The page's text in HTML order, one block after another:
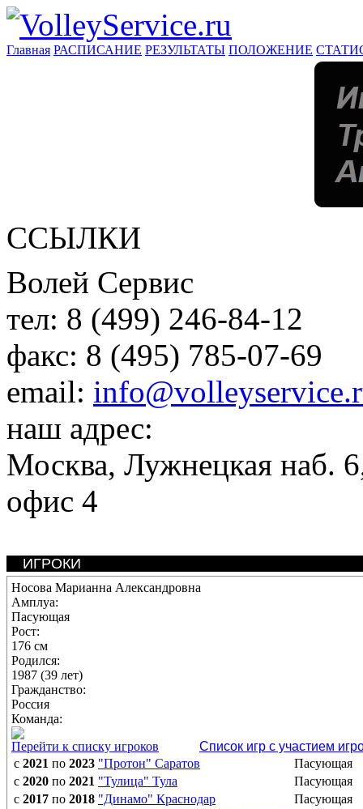
Главная РАСПИСАНИЕ РЕЗУЛЬТАТЫ ПОЛОЖЕНИЕ
ССЫЛКИ
Волей Сервис
тел: 8 (499) 246-84-12
факс: 8 (495) 785-07-69
email:
наш адрес:
Москва, Лужнецкая наб.
офис 4
ИГРОКИ
Носова Марианна Александровна
Амплуа:
Пасующая
Рост:
176 см
Родился:
1987 (39 лет)
Гражданство:
Россия
Команда:
Перейти к списку игроков
Список игр с участием
с 2021 по 2023 "Протон" Саратов
Пасующая
с 2020 по 2021 "Тулица" Тула
Пасующая
с 2017 по 2018 "Динамо" Краснодар
Пасующая